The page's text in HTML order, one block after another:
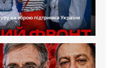
на зброю підтримки України